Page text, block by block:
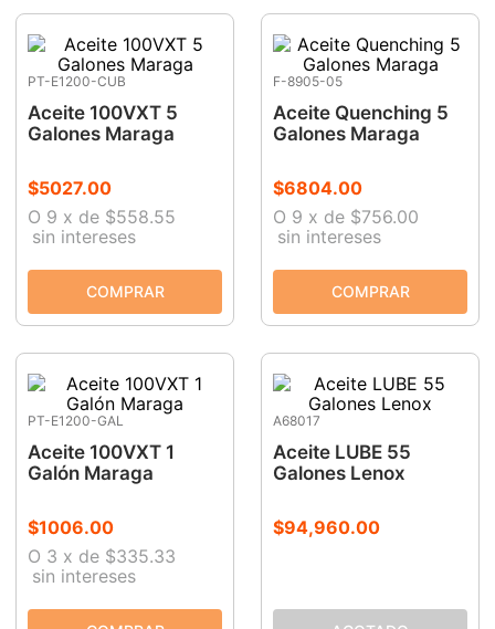
PT-E1200-CUB
Aceite 100VXT 5
Galones Maraga
$5027.00
O 9 x de $558.55
sin intereses
F-8905-05
Aceite Quenching 5
Galones Maraga
$6804.00
O 9 x de $756.00
sin intereses
PT-E1200-GAL
Aceite 100VXT 1
Galón Maraga
$1006.00
O 3 x de $335.33
sin intereses
A68017
Aceite LUBE 55
Galones Lenox
$94,960.00